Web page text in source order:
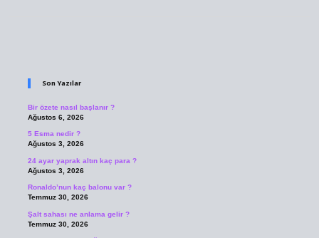
Son Yazılar
Bir özete nasıl başlanır ?
Ağustos 6, 2026
5 Esma nedir ?
Ağustos 3, 2026
24 ayar yaprak altın kaç para ?
Ağustos 3, 2026
Ronaldo’nun kaç balonu var ?
Temmuz 30, 2026
Şalt sahası ne anlama gelir ?
Temmuz 30, 2026